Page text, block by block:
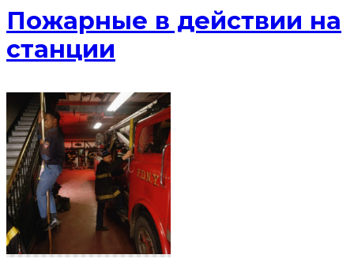
Пожарные в действии на
станции